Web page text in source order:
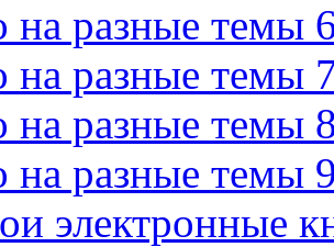
на разные темы
на разные темы
на разные темы
на разные темы
электронные